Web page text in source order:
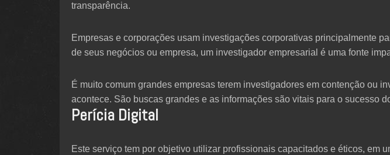
transparência.
Empresas e corporações usam investigações corporativas principalmente
de seus negócios ou empresa, um investigador empresarial é uma fonte
É muito comum grandes empresas terem investigadores em contenção ou
acontece. São buscas grandes e as informações são vitais para o sucesso
Perícia Digital
Este serviço tem por objetivo utilizar profissionais capacitados e éticos, em